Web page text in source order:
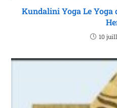
Kundalini Yoga Le Yoga
10